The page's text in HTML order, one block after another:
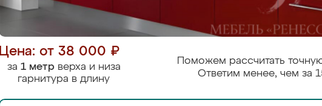
Цена: от 38 000 ₽
за 1 метрверха и низа
гарнитура в длину
Поможем рассчитать
Ответим менее, чем за